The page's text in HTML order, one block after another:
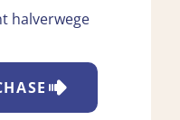
halverwege